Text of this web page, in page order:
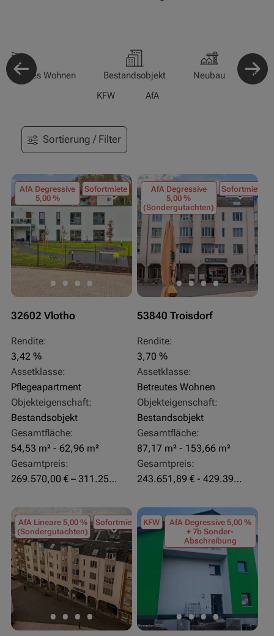
Wohnen Bestandsobjekt Neubau
KFW
AfA
Sortierung / Filter
AfA Degressive
5,00 %
Sofortmiete
32602 Vlotho
Rendite:
3,42 %
Assetklasse:
Pflegeapartment
Objekteigenschaft:
Bestandsobjekt
Gesamtfläche:
54,53 m² - 62,96 m²
Gesamtpreis:
269.570,00 € – 311.250,00 €
AfA Degressive
5,00 %
(Sondergutachten)
Sofortmiete
53840 Troisdorf
Rendite:
3,70 %
Assetklasse:
Betreutes Wohnen
Objekteigenschaft:
Bestandsobjekt
Gesamtfläche:
87,17 m² - 153,66 m²
Gesamtpreis:
243.651,89 € - 429.392,43 €
AfA Lineare 5,00 %
(Sondergutachten)
Sofortmiete KFW
AfA Degressive 5,00 %
+ 7b Sonder-
Abschreibung